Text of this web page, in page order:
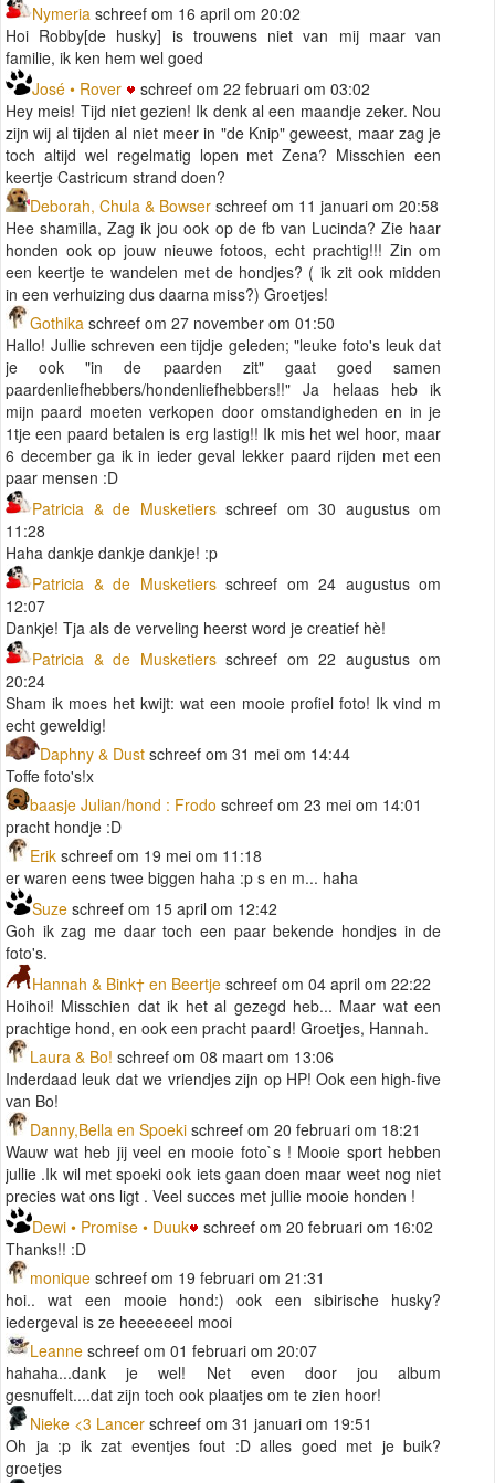
Nymeria schreef om 16 april om 20:02
Hoi Robby[de husky] is trouwens niet van mij maar van
familie, ik ken hem wel goed
José • Rover
schreef om 22 februari om 03:02
Hey meis! Tijd niet gezien! Ik denk al een maandje zeker. Nou
zijn wij al tijden al niet meer in "de Knip" geweest, maar zag je
toch altijd wel regelmatig lopen met Zena? Misschien een
keertje Castricum strand doen?
Deborah, Chula & Bowser schreef om 11 januari om 20:58
Hee shamilla, Zag ik jou ook op de fb van Lucinda? Zie haar
honden ook op jouw nieuwe fotoos, echt prachtig!!! Zin om
een keertje te wandelen met de hondjes? ( ik zit ook midden
in een verhuizing dus daarna miss?) Groetjes!
Gothika schreef om 27 november om 01:50
Hallo! Jullie schreven een tijdje geleden; "leuke foto's leuk dat
je ook "in de paarden zit" gaat goed samen
paardenliefhebbers/hondenliefhebbers!!" Ja helaas heb ik
mijn paard moeten verkopen door omstandigheden en in je
1tje een paard betalen is erg lastig!! Ik mis het wel hoor, maar
6 december ga ik in ieder geval lekker paard rijden met een
paar mensen :D
Patricia & de Musketiersschreef om 30 augustus om
11:28
Haha dankje dankje dankje! :p
Patricia & de Musketiersschreef om 24 augustus om
12:07
Dankje! Tja als de verveling heerst word je creatief hè!
Patricia & de Musketiersschreef om 22 augustus om
20:24
Sham ik moes het kwijt: wat een mooie profiel foto! Ik vind m
echt geweldig!
Daphny & Dust schreef om 31 mei om 14:44
Toffe foto's!x
baasje Julian/hond : Frodo schreef om 23 mei om 14:01
pracht hondje :D
Erik schreef om 19 mei om 11:18
er waren eens twee biggen haha :p s en m... haha
Suze schreef om 15 april om 12:42
Goh ik zag me daar toch een paar bekende hondjes in de
foto's.
Hannah & Bink† en Beertje schreef om 04 april om 22:22
Hoihoi! Misschien dat ik het al gezegd heb... Maar wat een
prachtige hond, en ook een pracht paard! Groetjes, Hannah.
Laura & Bo! schreef om 08 maart om 13:06
Inderdaad leuk dat we vriendjes zijn op HP! Ook een high-five
van Bo!
Danny,Bella en Spoeki schreef om 20 februari om 18:21
Wauw wat heb jij veel en mooie foto`s ! Mooie sport hebben
jullie .Ik wil met spoeki ook iets gaan doen maar weet nog niet
precies wat ons ligt . Veel succes met jullie mooie honden !
Dewi • Promise • Duuk
schreef om 20 februari om 16:02
Thanks!! :D
monique schreef om 19 februari om 21:31
hoi.. wat een mooie hond:) ook een sibirische husky?
iedergeval is ze heeeeeeel mooi
Leanne schreef om 01 februari om 20:07
hahaha...dank je wel! Net even door jou album
gesnuffelt....dat zijn toch ook plaatjes om te zien hoor!
Nieke <3 Lancer schreef om 31 januari om 19:51
Oh ja :p ik zat eventjes fout :D alles goed met je buik?
groetjes